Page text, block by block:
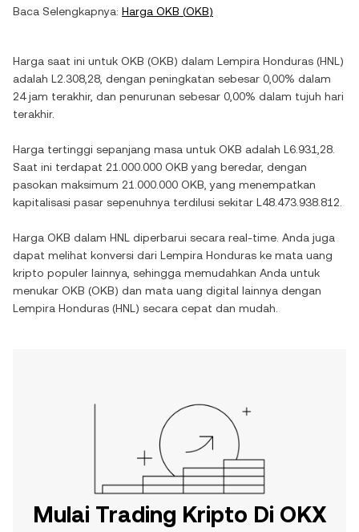
Baca Selengkapnya: Harga OKB (OKB)
Harga saat ini untuk OKB (OKB) dalam Lempira Honduras (HNL )
adalah L2.308,28 , dengan peningkatan sebesar 0,00% dalam
24 jam terakhir, dan penurunan sebesar 0,00% dalam tujuh hari
terakhir.
Harga tertinggi sepanjang masa untuk OKB adalah L6.931,28
Saat ini terdapat 21.000.000 OKB yang beredar, dengan
pasokan maksimum 21.000.000 OKB , yang menempatkan
kapitalisasi pasar sepenuhnya terdilusi sekitar L48.473.938.812
Harga OKB dalam HNL diperbarui secara real-time. Anda juga
dapat melihat konversi dari Lempira Honduras ke mata uang
kripto populer lainnya, sehingga memudahkan Anda untuk
menukar OKB (OKB) dan mata uang digital lainnya dengan
Lempira Honduras (HNL ) secara cepat dan mudah.
Mulai Trading Kripto Di OKX